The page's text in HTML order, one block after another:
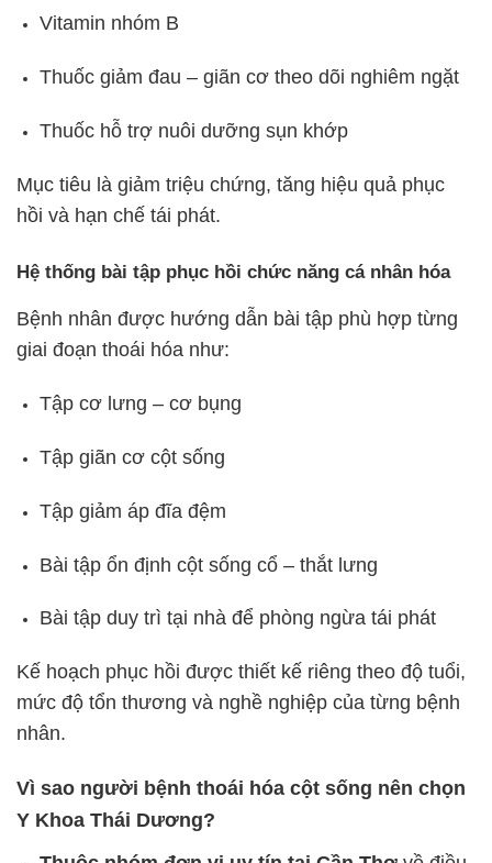
Vitamin nhóm B
Thuốc giảm đau – giãn cơ theo dõi nghiêm ngặt
Thuốc hỗ trợ nuôi dưỡng sụn khớp
Mục tiêu là giảm triệu chứng, tăng hiệu quả phục
hồi và hạn chế tái phát.
Hệ thống bài tập phục hồi chức năng cá nhân hóa
Bệnh nhân được hướng dẫn bài tập phù hợp từng
giai đoạn thoái hóa như:
Tập cơ lưng – cơ bụng
Tập giãn cơ cột sống
Tập giảm áp đĩa đệm
Bài tập ổn định cột sống cổ – thắt lưng
Bài tập duy trì tại nhà để phòng ngừa tái phát
Kế hoạch phục hồi được thiết kế riêng theo độ tuổi,
mức độ tổn thương và nghề nghiệp của từng bệnh
nhân.
Vì sao người bệnh thoái hóa cột sống nên chọn
Y Khoa Thái Dương?